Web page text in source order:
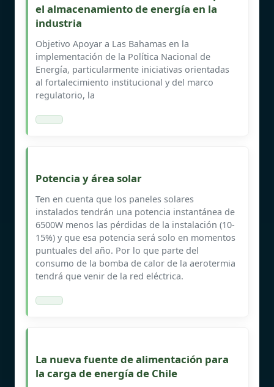
el almacenamiento de energía en la
industria
Objetivo Apoyar a Las Bahamas en la
implementación de la Política Nacional de
Energía, particularmente iniciativas orientadas
al fortalecimiento institucional y del marco
regulatorio, la
Potencia y área solar
Ten en cuenta que los paneles solares
instalados tendrán una potencia instantánea de
6500W menos las pérdidas de la instalación (10-
15%) y que esa potencia será solo en momentos
puntuales del año. Por lo que parte del
consumo de la bomba de calor de la aerotermia
tendrá que venir de la red eléctrica.
La nueva fuente de alimentación para
la carga de energía de Chile